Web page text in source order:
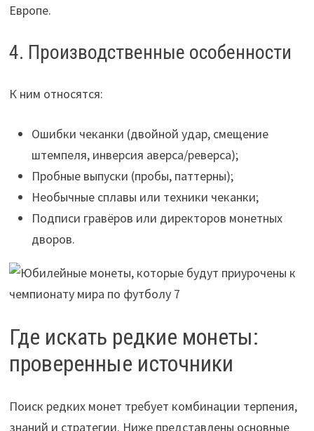
Европе.
4. Производственные особенности
К ним относятся:
Ошибки чеканки (двойной удар, смещение
штемпеля, инверсия аверса/реверса);
Пробные выпуски (пробы, паттерны);
Необычные сплавы или техники чеканки;
Подписи гравёров или директоров монетных
дворов.
Где искать редкие монеты:
проверенные источники
Поиск редких монет требует комбинации терпения,
знаний и стратегии. Ниже представлены основные